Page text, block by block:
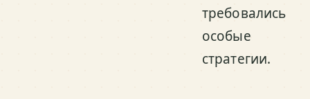
требовались
особые
стратегии.